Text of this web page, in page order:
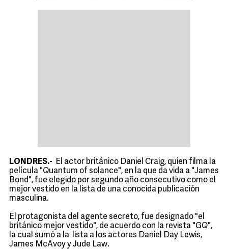
LONDRES.-
El actor británico Daniel Craig, quien filma la
película "Quantum of solance", en la que da vida a "James
Bond", fue elegido por segundo año consecutivo como el
mejor vestido en la lista de una conocida publicación
masculina.
El protagonista del agente secreto, fue designado "el
británico mejor vestido", de acuerdo con la revista "GQ",
la cual sumó a la lista a los actores Daniel Day Lewis,
James McAvoy y Jude Law.